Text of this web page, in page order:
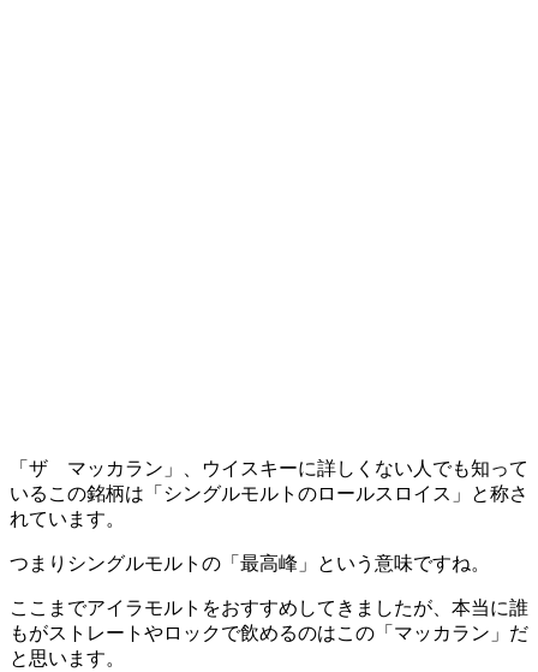
「ザ マッカラン」、ウイスキーに詳しくない人でも知って
いるこの銘柄は「シングルモルトのロールスロイス」と称さ
れています。
つまりシングルモルトの「最高峰」という意味ですね。
ここまでアイラモルトをおすすめしてきましたが、本当に誰
もがストレートやロックで飲めるのはこの「マッカラン」だ
と思います。